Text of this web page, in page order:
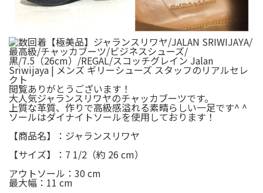
閲覧ありがとうございます！
大人気ジャランスリワヤのチャッカブーツです。
上質な革質、作りで高級感溢れる素晴らしい一足です^ ^
ソールはダイナイトソールを使用しております！
【商品名】：ジャランスリワヤ
【サイズ】：7 1/2（約 26 cm）
アウトソール：30 cm
最大幅：11 cm